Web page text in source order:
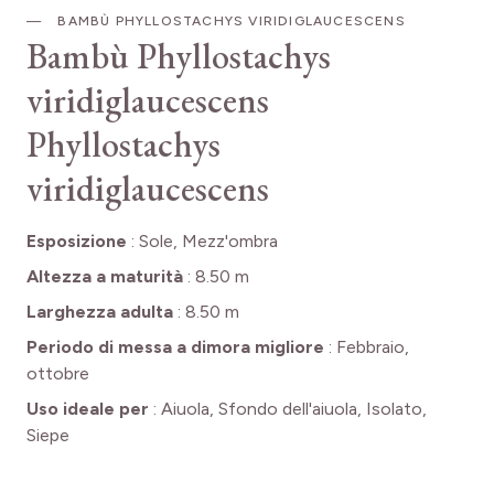
BAMBÙ PHYLLOSTACHYS VIRIDIGLAUCESCENS
Bambù Phyllostachys
viridiglaucescens
Phyllostachys
viridiglaucescens
Esposizione : Sole, Mezz'ombra
Altezza a maturità : 8.50 m
Larghezza adulta : 8.50 m
Periodo di messa a dimora migliore : Febbraio,
ottobre
Uso ideale per : Aiuola, Sfondo dell'aiuola, Isolato,
Siepe